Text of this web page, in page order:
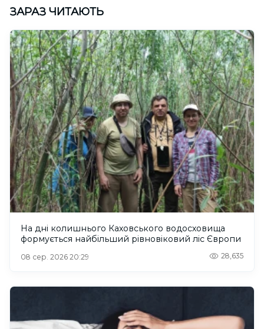
ЗАРАЗ ЧИТАЮТЬ
На дні колишнього Каховського водосховища
формується найбільший рівновіковий ліс Європи
08 сер. 2026 20:29 28,635